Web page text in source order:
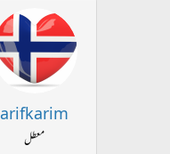
arifkarim
معطل